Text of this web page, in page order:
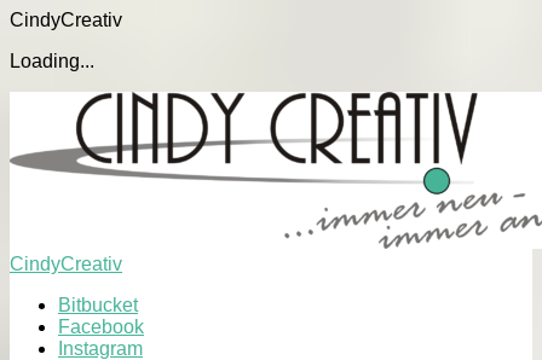
CindyCreativ
Loading...
content
CindyCreativ
Bitbucket
Facebook
Instagram